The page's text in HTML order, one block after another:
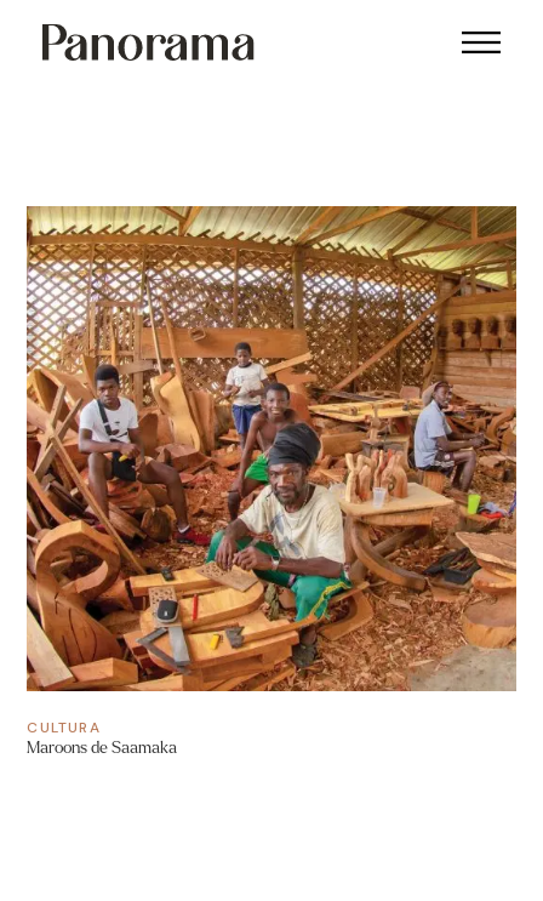
CULTURA
Maroons de Saamaka